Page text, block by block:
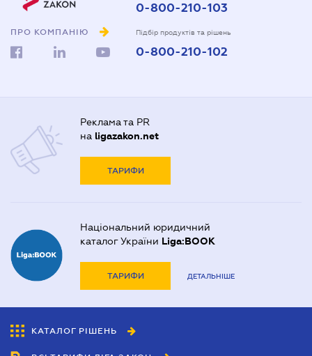
ПРО КОМПАНІЮ
0-800-210-103
Підбір продуктів та рішень
0-800-210-102
Реклама та PR
на ligazakon.net
ТАРИФИ
Національний юридичний
каталог України Liga:BOOK
ТАРИФИ ДЕТАЛЬНІШЕ
КАТАЛОГ РІШЕНЬ